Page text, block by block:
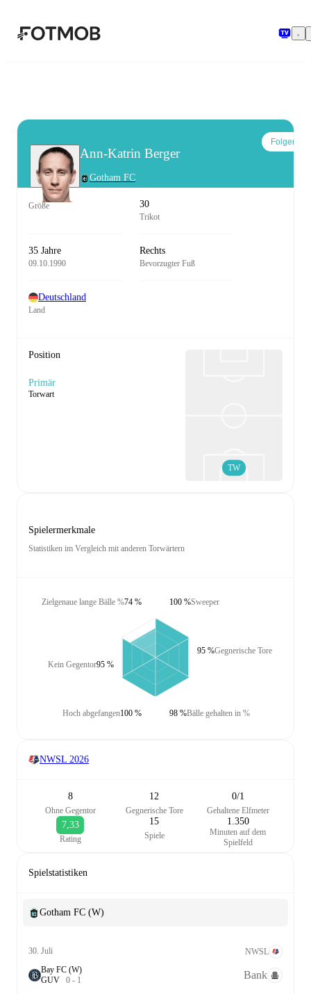
Ann-Katrin Berger
Gotham FC
Folgen
Größe 30
Trikot
35 Jahre
09.10.1990
Rechts
Bevorzugter Fuß
Deutschland
Land
Position
Primär
Torwart
TW
Spielermerkmale
Statistiken im Vergleich mit anderen Torwärtern
Zielgenaue lange Bälle %74 %
Kein Gegentor95 %
Hoch abgefangen100 %
Sweeper
100 %
Gegnerische Tore
95 %
Bälle gehalten in %
98 %
NWSL 2026
8
Ohne Gegentor
12
Gegnerische Tore
0/1
Gehaltene Elfmeter
7,33
Rating
15
Spiele
1.350
Minuten auf dem
Spielfeld
Spielstatistiken
Gotham FC (W)
30. Juli
NWSL
Bay FC (W)
GUV 0 - 1 Bank